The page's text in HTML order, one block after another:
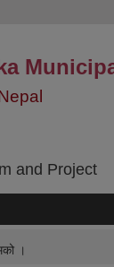
and Project
।